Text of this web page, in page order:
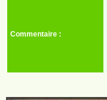
Commentaire :